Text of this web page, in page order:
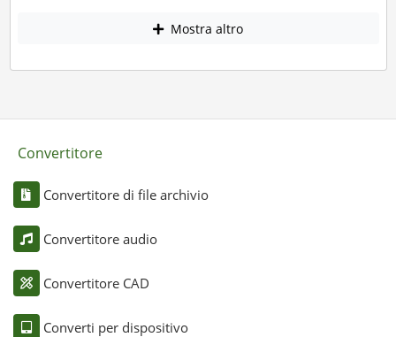
Mostra altro
Convertitore
Convertitore di file archivio
Convertitore audio
Convertitore CAD
Converti per dispositivo